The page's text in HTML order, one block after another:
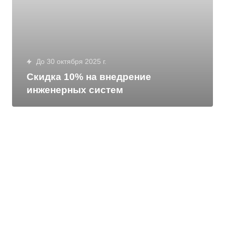
До 30 октября 2025 г.
Скидка 10% на внедрение
инженерных систем